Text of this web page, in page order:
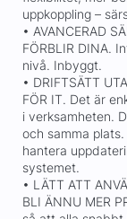
uppkoppling –
• AVANCERAD
FÖRBLIR DINA.
nivå. Inbyggt.
• DRIFTSÄTT
FÖR IT. Det är
i verksamheten.
och samma
hantera
systemet.
• LÄTT ATT
BLI ÄNNU MER